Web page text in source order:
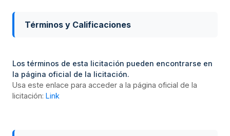
Términos y Calificaciones
Los términos de esta licitación pueden encontrarse en
la página oficial de la licitación.
Usa este enlace para acceder a la página oficial de la
licitación: Link